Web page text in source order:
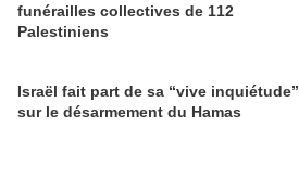
funérailles collectives de 112
Palestiniens
Israël fait part de sa “vive inquiétude”
sur le désarmement du Hamas